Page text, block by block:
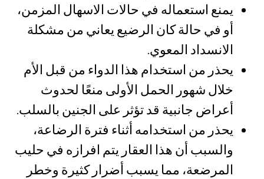
يمنع استعماله في حالات الاسهال المزمن،
أو في حالة كان الرضيع يعاني من مشكلة
الانسداد المعوي.
يحذر من استخدام هذا الدواء من قبل الأم
خلال شهور الحمل الأولى منعًا لحدوث
أعراض جانبية قد تؤثر على الجنين بالسلب.
يحذر من استخدامه أثناء فترة الرضاعة،
والسبب أن هذا العقار يتم افرازه في حليب
المرضعة، مما يسبب أضرار كثيرة وخطر